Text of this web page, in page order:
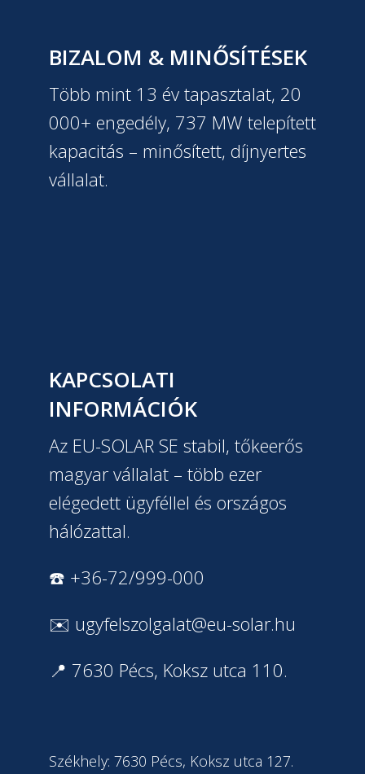
BIZALOM & MINŐSÍTÉSEK
Több mint 13 év tapasztalat, 20
000+ engedély, 737 MW telepített
kapacitás – minősített, díjnyertes
vállalat.
KAPCSOLATI
INFORMÁCIÓK
Az EU-SOLAR SE stabil, tőkeerős
magyar vállalat – több ezer
elégedett ügyféllel és országos
hálózattal.
☎️ +36-72/999-000
✉️ ugyfelszolgalat@eu-solar.hu
📍 7630 Pécs, Koksz utca 110.
Székhely: 7630 Pécs, Koksz utca 127.